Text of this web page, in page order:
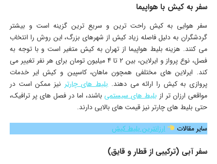
سفر به کیش با هواپیما
سفر هوایی به کیش راحت ترین و سریع ترین گزینه است و بیشتر
گردشگران به دلیل فاصله زیاد کیش از شهرهای بزرگ، این روش را انتخاب
می کنند. هزینه بلیط هواپیما از تهران به کیش متغیر است و با توجه به
فصل، نوع پرواز و ایرلاین، بین 2 تا 4 میلیون تومان برای هر نفر تغییر می
کند. ایرلاین های مختلفی همچون ماهان، کاسپین و کیش ایر خدمات
پروازی به کیش را ارائه می دهند.بلیط های چارتر نیز ممکن است در
مواقعی ارزان تر ازبلیط های سیستمی باشند، اما در فصل های پر ترافیک،
حتی بلیط های چارتر نیز قیمت های بالایی دارند.
سایر مقالات
ارزانترین بلیط کیش
سفر آبی (ترکیبی از قطار و قایق)